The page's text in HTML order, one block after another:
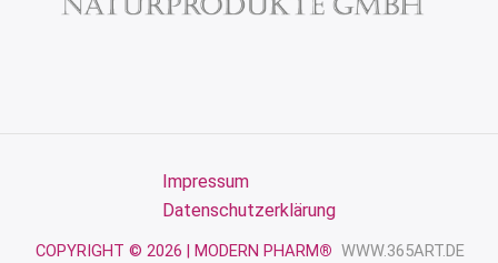
Impressum
Datenschutzerklärung
COPYRIGHT © 2026 | MODERN PHARM® WWW.365ART.DE